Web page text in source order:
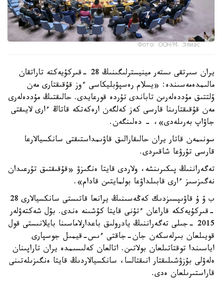
Фото: ООН/М. Элиас
يران سىرتقى ىستەر مينيسترلىگىنىڭ 28 -قىركۇيەكتە تاراتقان
مالىمدەمەسىندە: «يسلام رەسپۋبليكاسى ءوز قۇقىقتارى مەن
ۇلتتىق مۇددەلەرىن تاباندى تۇردە قورعايدى. حالىقتىڭ مۇددەلەرى
مەن قۇقىقتارىنا قارسى كەز كەلگەن ارەكەتكە قاتاڭ ءارى لايىقتى
جاۋاپ بەرىلەدى»، - دەلىنگەن.
سونىمەن قاتار يران حالىقارالىق قاۋىمداستىقتى سانكسيالارعا
قارسى تۇرۋعا شاقىردى.
تەگەراننىڭ پىكىرىنشە، ولاردى قايتا ەنگىزۋ «قۇقىقتىق تۇرعىدان
نەگىزسىز ءارى قابىلداۋعا بولمايتىن قادام».
ب ۇ ۇ قاۋىپسىزدىك كەڭەسىنىڭ يرانعا قاتىستى سانكسيالارى 28
-قىركۇيەككە قاراعان ءتۇنى قايتا كۇشىنە ەندى. بۇل شەكتەۋلەر
2015 -جىلى تەگەراننىڭ يادرولىق باعدارلاماسىنا بايلانىستى قول
قويىلعان بىرلەسكەن جان-جاقتى ءىس-قيمىل جوسپارى
اياسىندا توقتاتىلعان بولاتىن. اتالعان كەلىسىمدە يران تاراپىنان
ەلەۋلى بۇزۋشىلىقتار انىقتالسا، سانكسيالاردىڭ قايتا ەنگىزىلەتىنى
قاراستىرىلعان ەدى.